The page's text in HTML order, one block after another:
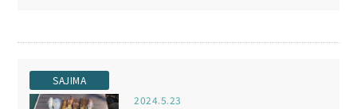
SAJIMA
2024.5.23